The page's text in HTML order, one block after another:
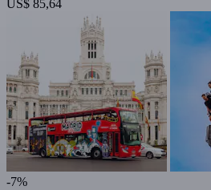
US$ 85,64
-7%